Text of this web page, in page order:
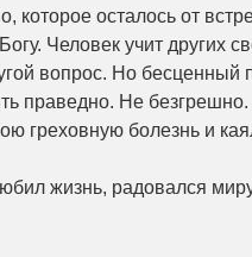
которое осталось от
Человек учит других
вопрос. Но бесценный
праведно. Не
греховную болезнь и
жизнь, радовался